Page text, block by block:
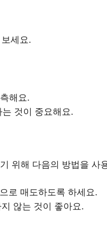
세요.
해요.
것이 중요해요.
위해 다음의 방법을 사
로 매도하도록 하세요.
않는 것이 좋아요.